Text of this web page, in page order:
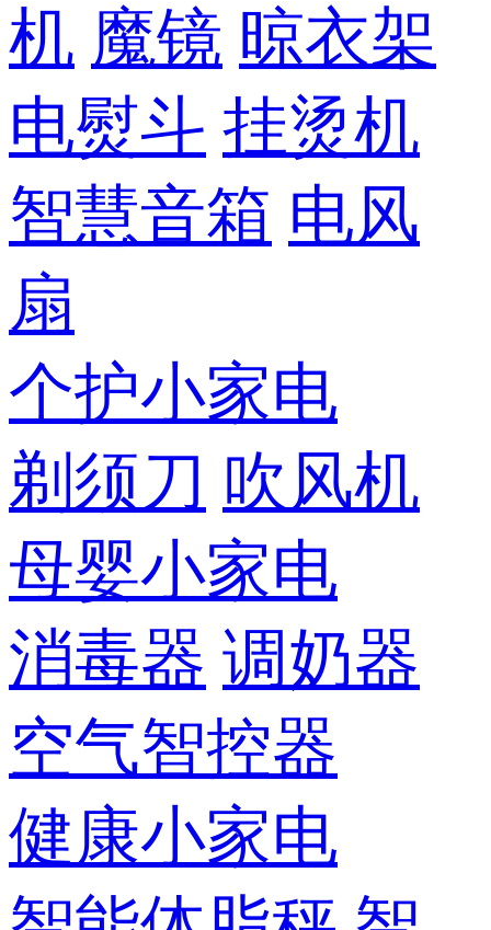
机 魔镜 晾衣架
电熨斗 挂烫机
智慧音箱 电风
扇
个护小家电
剃须刀 吹风机
母婴小家电
消毒器 调奶器
空气智控器
健康小家电